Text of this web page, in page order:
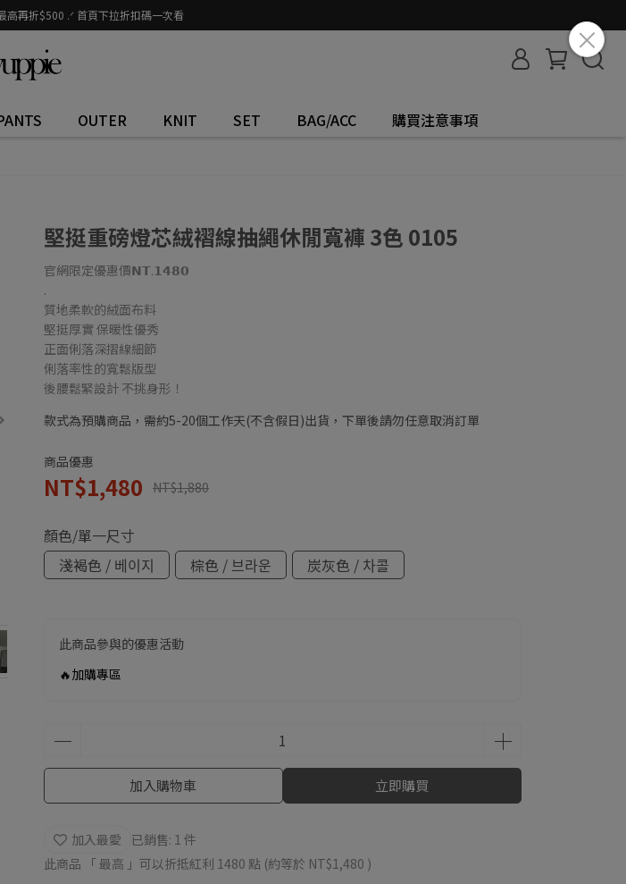
高再折$500 .ᐟ 首頁下拉折扣碼一次看
OUTER KNIT SET BAG/ACC 購買注意事項
堅挺重磅燈芯絨褶線抽繩休閒寬褲 3色 0105
官網限定優惠價𝗡𝗧.𝟭𝟰𝟴𝟬
.
質地柔軟的絨面布料
堅挺厚實 保暖性優秀
正面俐落深摺線細節
俐落率性的寬鬆版型
後腰鬆緊設計 不挑身形！
款式為預購商品，需約5-20個工作天(不含假日)出貨，下單後請勿任意取消訂單
商品優惠
NT$1,480 NT$1,880
顏色/單一尺寸
淺褐色 / 베이지
棕色 / 브라운 炭灰色 / 차콜
此商品參與的優惠活動
🔥加購專區
加入購物車 立即購買
加入最愛
已銷售: 1 件
此商品 「 最高 」可以折抵紅利 1480 點 (約等於 NT$1,480 )